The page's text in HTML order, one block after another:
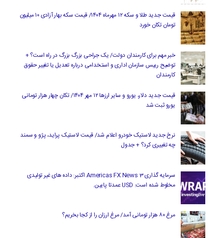
قیمت جدید طلا و سکه ۱۲ مهرماه ۱۴۰۴/ قیمت سکه بهار آزادی ۱۰ میلیون
تومان تکان خورد
خبر مهم برای کارمندان دولت/ یک جراحی بزرگ بزرگ در راه است؟ +
توضیح رییس سازمان اداری و استخدامی درباره تعدیل یا تغییر حقوق
کارمندان
قیمت جدید دلار، یورو و سایر ارزها ۱۲ مهر ۱۴۰۴/ تکان چهار هزار تومانی
یورو ثبت شد
نرخ جدید لاستیک خودرو اعلام شد/ قیمت لاستیک پراید، پژو و سمند
چه تغییری کرد؟ + جدول
سرمایه گذاری Americas FX News 3 اکتبر: داده های غیر تولیدی
مخلوط شده است. USD عمدتا پایین.
مرغ ۸۰ هزار تومانی آمد/ مرغ ارزان را از کجا بخریم؟